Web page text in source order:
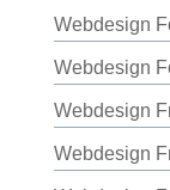
Webdesign
Webdesign
Webdesign
Webdesign